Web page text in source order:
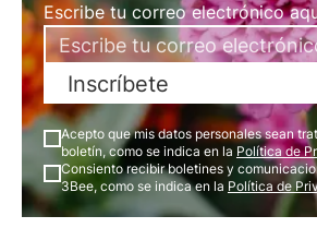
Escribe tu correo electrónico
Inscríbete
Acepto que mis datos personales sean
boletín, como se indica en la Política de
Consiento recibir boletines y
3Bee, como se indica en la Política de